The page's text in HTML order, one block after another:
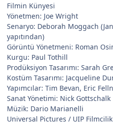
Filmin Künyesi
Yönetmen: Joe Wright
Senaryo: Deborah Moggach
yapıtından)
Görüntü Yönetmeni: Roman
Kurgu: Paul Tothill
Prodüksiyon Tasarımı: Sarah
Kostüm Tasarımı: Jacqueline
Yapımcılar: Tim Bevan, Eric
Sanat Yönetimi: Nick Gottschalk
Müzik: Dario Marianelli
Universal Pictures / UIP Filmcilik